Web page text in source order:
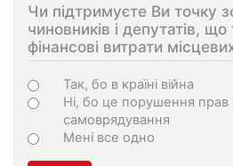
Чи підтримуєте Ви точку
чиновників і депутатів,
фінансові витрати
Варіанти
Так, бо в країні війна
Ні, бо це порушення прав
самоврядування
Мені все одно